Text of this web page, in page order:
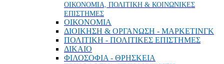
ΟΙΚΟΝΟΜΙΑ, ΠΟΛΙΤΙΚΗ & ΚΟΙΝΩΝΙΚΕΣ
ΕΠΙΣΤΗΜΕΣ
ΟΙΚΟΝΟΜΙΑ
ΔΙΟΙΚΗΣΗ & ΟΡΓΑΝΩΣΗ - ΜΑΡΚΕΤΙΝΓΚ
ΠΟΛΙΤΙΚΗ - ΠΟΛΙΤΙΚΕΣ ΕΠΙΣΤΗΜΕΣ
ΔΙΚΑΙΟ
ΦΙΛΟΣΟΦΙΑ - ΘΡΗΣΚΕΙΑ